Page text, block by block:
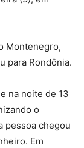
Montenegro,
para Rondônia.
na noite de 13
o
pessoa chegou
Em